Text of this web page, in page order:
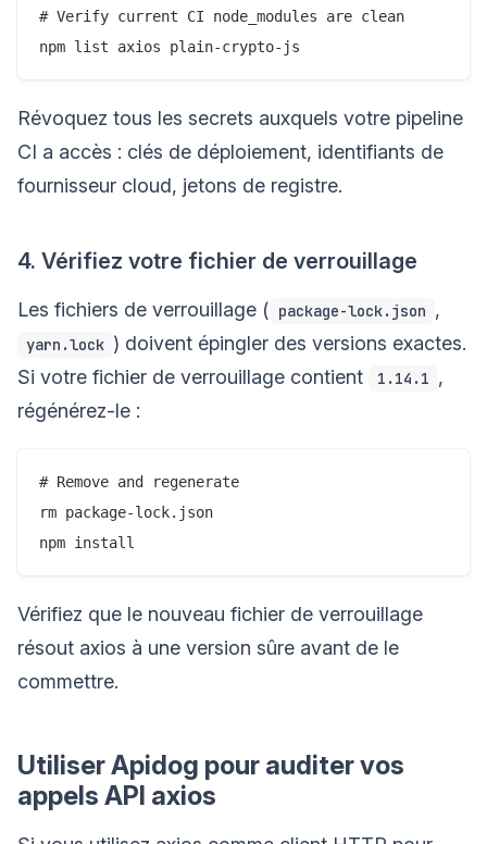
# Verify current CI node_modules are clean
Révoquez tous les secrets auxquels votre pipeline
CI a accès : clés de déploiement, identifiants de
fournisseur cloud, jetons de registre.
4. Vérifiez votre fichier de verrouillage
Les fichiers de verrouillage ( package-lock.json ,
yarn.lock ) doivent épingler des versions exactes.
Si votre fichier de verrouillage contient
1.14.1 ,
régénérez-le :
# Remove and regenerate
rm package-lock.json
Vérifiez que le nouveau fichier de verrouillage
résout axios à une version sûre avant de le
commettre.
Utiliser Apidog pour auditer vos
appels API axios